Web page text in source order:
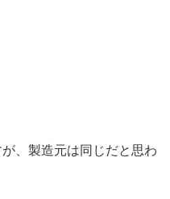
、製造元は同じだと思わ